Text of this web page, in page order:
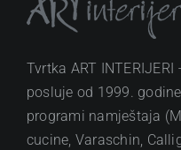
Tvrtka ART
posluje od 1999.
programi namještaja
cucine, Varaschin,